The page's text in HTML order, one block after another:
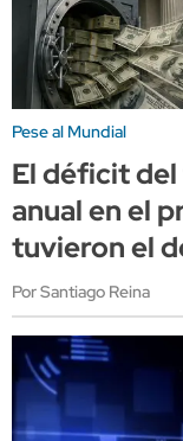
Pese al Mundial
El déficit
anual en el
tuvieron el
Por Santiago Reina